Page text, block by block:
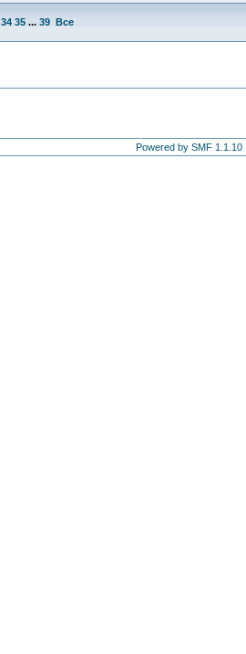
34 35 ... 39 Все
Powered by SMF 1.1.10